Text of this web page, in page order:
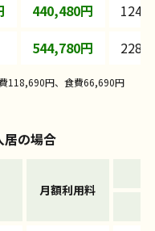
440,480円
544,780円
118,690円、食費66,690円
の場合
月額利用料